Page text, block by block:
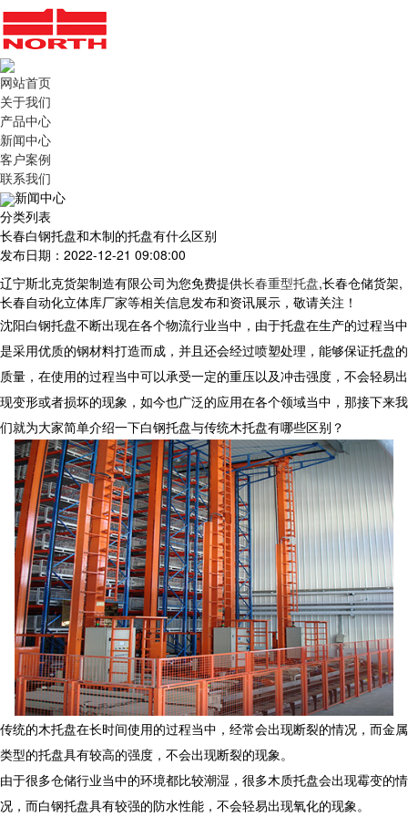
网站首页
关于我们
产品中心
新闻中心
客户案例
联系我们
新闻中心
分类列表
长春白钢托盘和木制的托盘有什么区别
发布日期：2022-12-21 09:08:00
辽宁斯北克货架制造有限公司为您免费提供长春重型托盘,长春仓储货架,
长春自动化立体库厂家等相关信息发布和资讯展示，敬请关注！
沈阳白钢托盘不断出现在各个物流行业当中，由于托盘在生产的过程当中
是采用优质的钢材料打造而成，并且还会经过喷塑处理，能够保证托盘的
质量，在使用的过程当中可以承受一定的重压以及冲击强度，不会轻易出
现变形或者损坏的现象，如今也广泛的应用在各个领域当中，那接下来我
们就为大家简单介绍一下白钢托盘与传统木托盘有哪些区别？
传统的木托盘在长时间使用的过程当中，经常会出现断裂的情况，而金属
类型的托盘具有较高的强度，不会出现断裂的现象。
由于很多仓储行业当中的环境都比较潮湿，很多木质托盘会出现霉变的情
况，而白钢托盘具有较强的防水性能，不会轻易出现氧化的现象。